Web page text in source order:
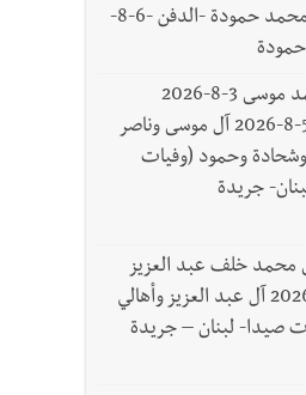
وفاة الحاجة رقية محمد حمودة -الدفن -6-8-
وفاة مصطفى محمد موسى 3-8-2026
والتعازي في صيدا 5-8-2026 آل موسى وناصر
وحمود (وفيات
جريدة
محمد خلف عبد العزيز
والدفن الأحد 2-8-2026 آل عبد العزيز وأهالي
صيدا- لبنان – جريدة